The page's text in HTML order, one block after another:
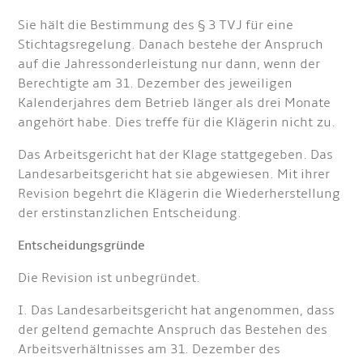
Sie hält die Bestimmung des § 3 TVJ für eine
Stichtagsregelung. Danach bestehe der Anspruch
auf die Jahressonderleistung nur dann, wenn der
Berechtigte am 31. Dezember des jeweiligen
Kalenderjahres dem Betrieb länger als drei Monate
angehört habe. Dies treffe für die Klägerin nicht zu.
Das Arbeitsgericht hat der Klage stattgegeben. Das
Landesarbeitsgericht hat sie abgewiesen. Mit ihrer
Revision begehrt die Klägerin die Wiederherstellung
der erstinstanzlichen Entscheidung.
Entscheidungsgründe
Die Revision ist unbegründet.
I. Das Landesarbeitsgericht hat angenommen, dass
der geltend gemachte Anspruch das Bestehen des
Arbeitsverhältnisses am 31. Dezember des